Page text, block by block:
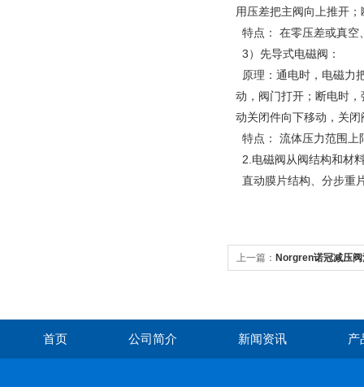
用压差把主阀向上推开
特点： 在零压差或真空
3）先导式电磁阀：
原理：通电时，电磁力
动，阀门打开；断电时
动关闭件向下移动，关闭
特点： 流体压力范围上
2.电磁阀从阀结构和材
直动膜片结构、分步重
上一篇： Norgren诺冠减压
首页 公司简介 新闻资讯 产